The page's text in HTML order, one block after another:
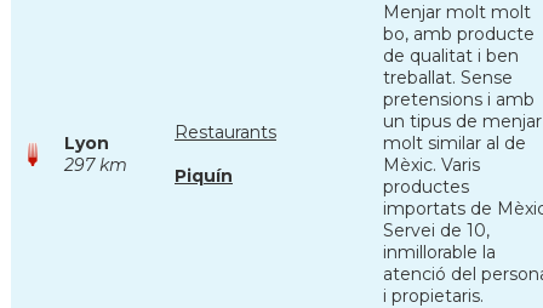
Lyon
297 km
Restaurants
Piquín
Menjar molt molt
bo, amb producte
de qualitat i ben
treballat. Sense
pretensions i amb
un tipus de menjar
molt similar al de
Mèxic. Varis
productes
importats de
Servei de 10,
inmillorable la
atenció del
i propietaris.